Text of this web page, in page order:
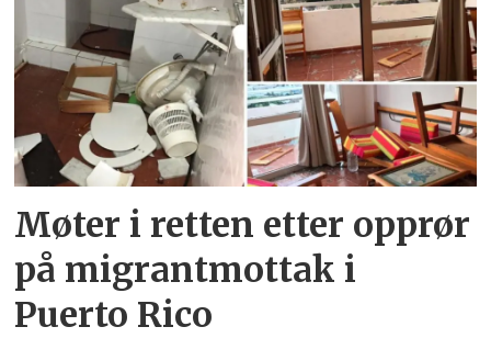
Møter i retten etter opprør
på migrantmottak i
Puerto Rico